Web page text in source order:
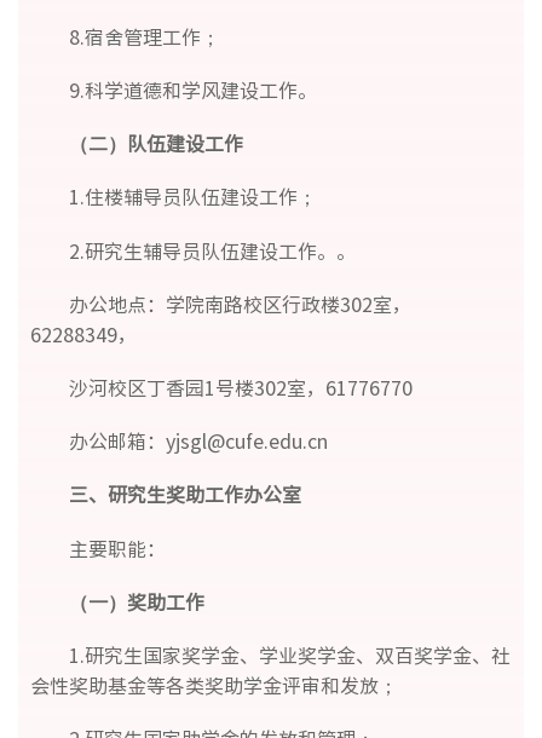
8.宿舍管理工作；
9.科学道德和学风建设工作。
（二）队伍建设工作
1.住楼辅导员队伍建设工作；
2.研究生辅导员队伍建设工作。。
办公地点：学院南路校区行政楼302室，
62288349，
沙河校区丁香园1号楼302室，61776770
办公邮箱：yjsgl@cufe.edu.cn
三、研究生奖助工作办公室
主要职能：
（一）奖助工作
1.研究生国家奖学金、学业奖学金、双百奖学金、社
会性奖助基金等各类奖助学金评审和发放；